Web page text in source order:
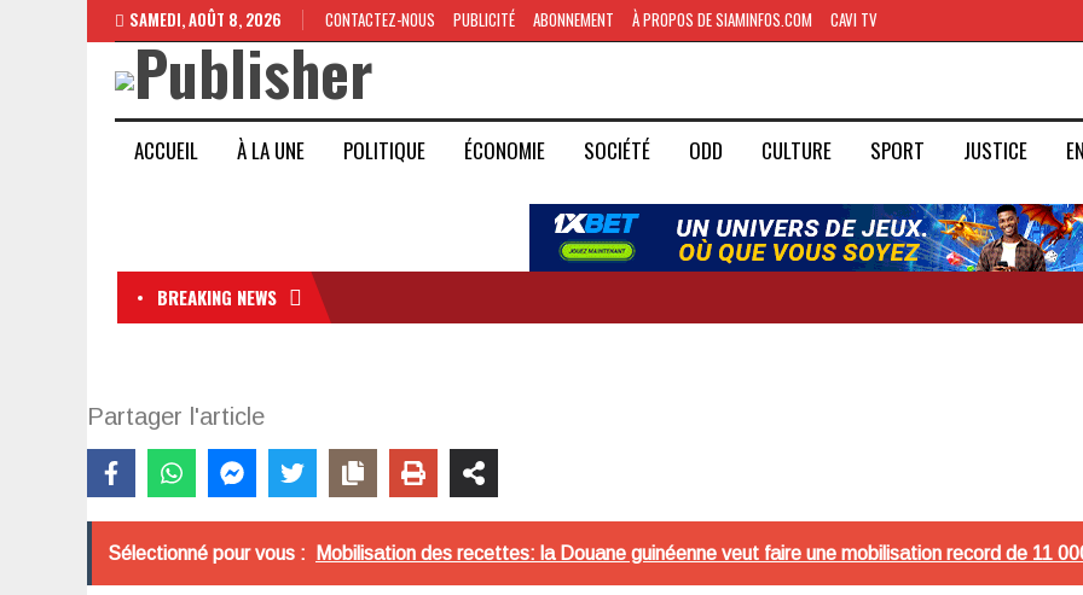
SAMEDI, AOÛT 8, 2026 CONTACTEZ-NOUS PUBLICITÉ ABONNEMENT À PROPOS DE SIAMINFOS.COM CAVI TV
ACCUEIL À LA UNE POLITIQUE ÉCONOMIE SOCIÉTÉ ODD CULTURE SPORT JUSTICE
BREAKING NEWS
Partager l'article
Sélectionné pour vous : Mobilisation des recettes: la Douane guinéenne veut faire une mobilisation record de 11